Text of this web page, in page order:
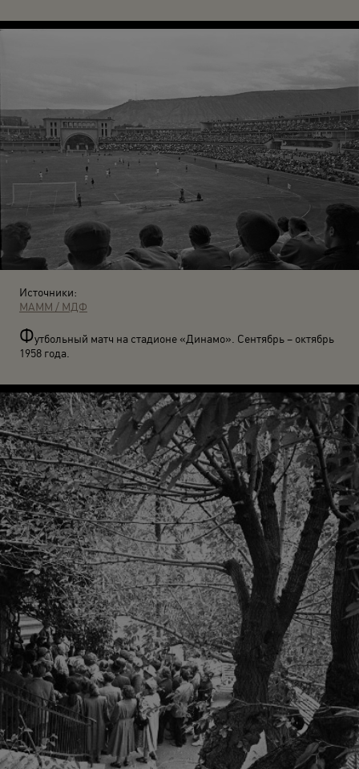
Источники:
МАММ / МДФ
Футбольный матч на стадионе «Динамо». Сентябрь – октябрь
1958 года.